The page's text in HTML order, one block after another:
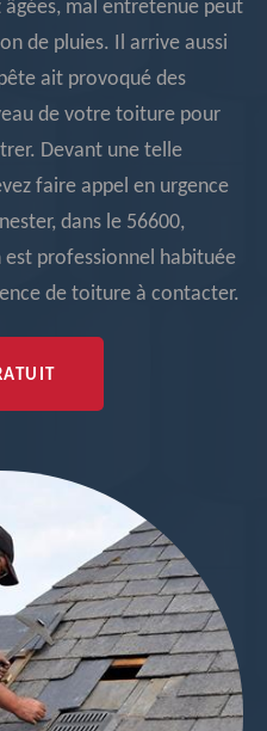
mal entretenue peut
de pluies. Il arrive aussi
ait provoqué des
de votre toiture pour
Devant une telle
faire appel en urgence
dans le 56600,
professionnel habituée
de toiture à contacter.